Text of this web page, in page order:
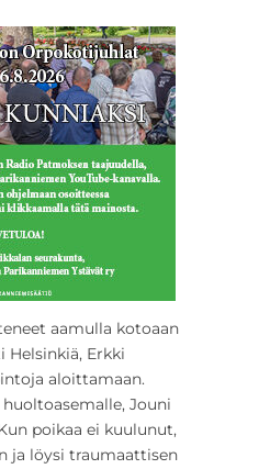
aamulla kotoaan
Helsinkiä, Erkki
aloittamaan.
Jouni
poikaa ei kuulunut,
ja löysi traumaattisen